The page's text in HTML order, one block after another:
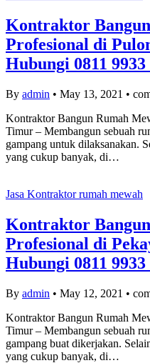
Kontraktor
Profesional di
Hubungi 0811 9933
By admin • May 13, 2021 •
Kontraktor Bangun Rumah
Timur – Membangun sebuah
gampang untuk dilaksanakan.
yang cukup banyak, di…
Jasa Kontraktor rumah mewah
Kontraktor
Profesional di
Hubungi 0811 9933
By admin • May 12, 2021 •
Kontraktor Bangun Rumah
Timur – Membangun sebuah
gampang buat dikerjakan.
yang cukup banyak, di…